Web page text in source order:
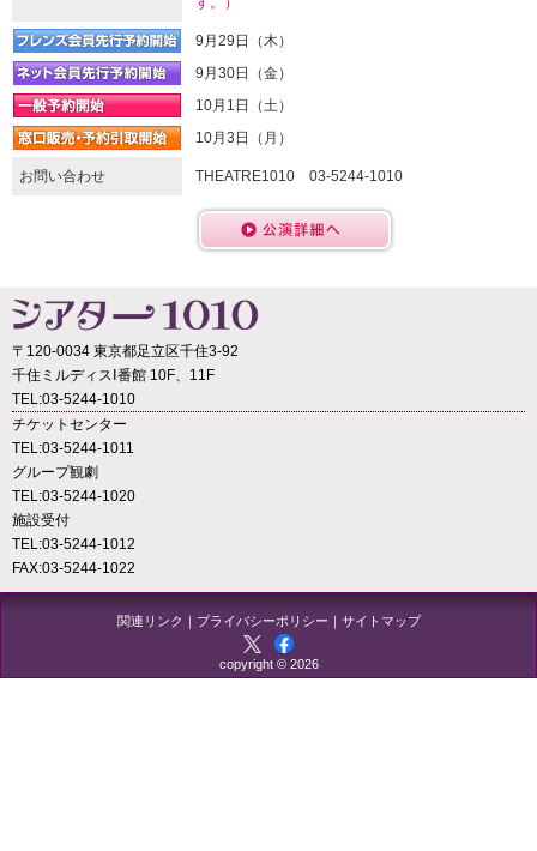
9月29日（木）
9月30日（金）
10月1日（土）
10月3日（月）
お問い合わせ THEATRE1010 03-5244-1010
〒120-0034 東京都足立区千住3-92
千住ミルディスⅠ番館 10F、11F
TEL:03-5244-1010
チケットセンター
TEL:03-5244-1011
グループ観劇
TEL:03-5244-1020
施設受付
TEL:03-5244-1012
FAX:03-5244-1022
関連リンク ｜ プライバシーポリシー ｜ サイトマップ
copyright © 2026